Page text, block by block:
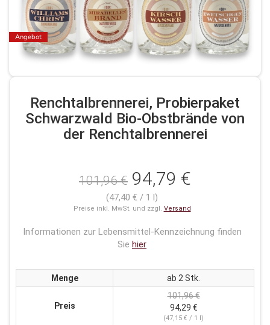
Angebot
Renchtalbrennerei, Probierpaket
Schwarzwald Bio-Obstbrände von
der Renchtalbrennerei
101,96 € 94,79 €
(47,40 € / 1 l)
Preise inkl. MwSt. und zzgl. Versand
Informationen zur Lebensmittel-Kennzeichnung finden
Sie hier
Menge ab 2 Stk.
Preis
101,96 €
94,29 €
(47,15 € / 1 l)